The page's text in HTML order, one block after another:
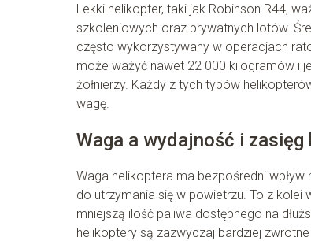
Lekki helikopter, taki jak Robinson R44,
szkoleniowych oraz prywatnych lotów.
często wykorzystywany w operacjach
może ważyć nawet 22 000 kilogramów i
żołnierzy. Każdy z tych typów
wagę.
Waga a wydajność i zasięg
Waga helikoptera ma bezpośredni
do utrzymania się w powietrzu. To z kolei
mniejszą ilość paliwa dostępnego na
helikoptery są zazwyczaj bardziej